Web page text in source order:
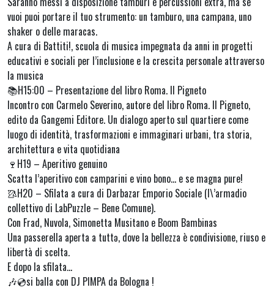
vuoi puoi portare il tuo strumento: un tamburo, una campana, uno
shaker o delle maracas.
A cura di Battiti!, scuola di musica impegnata da anni in progetti
educativi e sociali per l’inclusione e la crescita personale attraverso
la musica
📚H15:00 – Presentazione del libro Roma. Il Pigneto
Incontro con Carmelo Severino, autore del libro Roma. Il Pigneto,
edito da Gangemi Editore. Un dialogo aperto sul quartiere come
luogo di identità, trasformazioni e immaginari urbani, tra storia,
architettura e vita quotidiana
🍷H19 – Aperitivo genuino
Scatta l’aperitivo con camparini e vino bono… e se magna pure!
🥻H20 – Sfilata a cura di Darbazar Emporio Sociale (l\’armadio
collettivo di LabPuzzle – Bene Comune).
Con Frad, Nuvola, Simonetta Musitano e Boom Bambinas
Una passerella aperta a tuttə, dove la bellezza è condivisione, riuso e
libertà di scelta.
E dopo la sfilata…
🎶💿si balla con DJ PIMPA da Bologna !